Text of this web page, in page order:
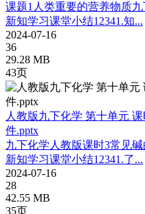
课题1人类重要的营养物质
新知学习课堂小结12341.知...
2024-07-16
36
29.28 MB
43页
人教版九下化学 第十单元
件.pptx
九下化学人教版课时3常见
新知学习课堂小结12341.了...
2024-07-16
28
42.55 MB
35页